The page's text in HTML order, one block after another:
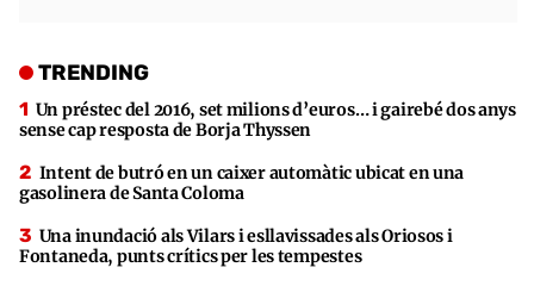
TRENDING
Un préstec del 2016, set milions d’euros… i gairebé dos anys
sense cap resposta de Borja Thyssen
Intent de butró en un caixer automàtic ubicat en una
gasolinera de Santa Coloma
Una inundació als Vilars i esllavissades als Oriosos i
Fontaneda, punts crítics per les tempestes